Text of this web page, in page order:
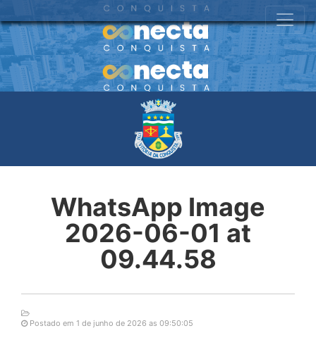
WhatsApp Image
2026-06-01 at
09.44.58
Postado em 1 de junho de 2026 as 09:50:05